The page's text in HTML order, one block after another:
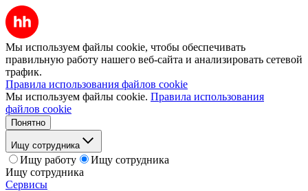
Мы используем файлы cookie, чтобы обеспечивать
правильную работу нашего веб-сайта и анализировать сетевой
трафик.
Правила использования файлов cookie
Мы используем файлы cookie. Правила использования
файлов cookie
Понятно
Ищу сотрудника
Ищу работу
Ищу сотрудника
Ищу сотрудника
Сервисы